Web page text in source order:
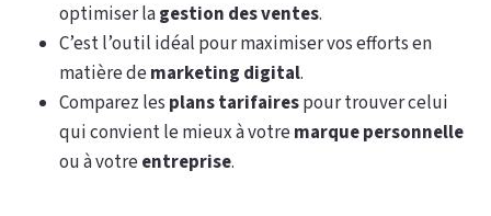
optimiser lagestion des ventes.
C’est l’outil idéal pour maximiser vos efforts en
matière demarketing digital.
Comparez les plans tarifairespour trouver celui
qui convient le mieux à votremarque personnelle
ou à votreentreprise.